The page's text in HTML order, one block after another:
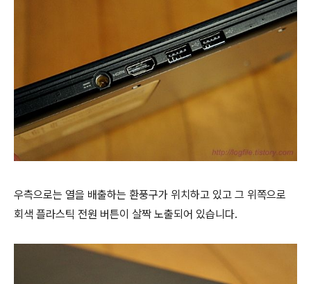
우측으로는 열을 배출하는 환풍구가 위치하고 있고 그 위쪽으로
회색 플라스틱 전원 버튼이 살짝 노출되어 있습니다.